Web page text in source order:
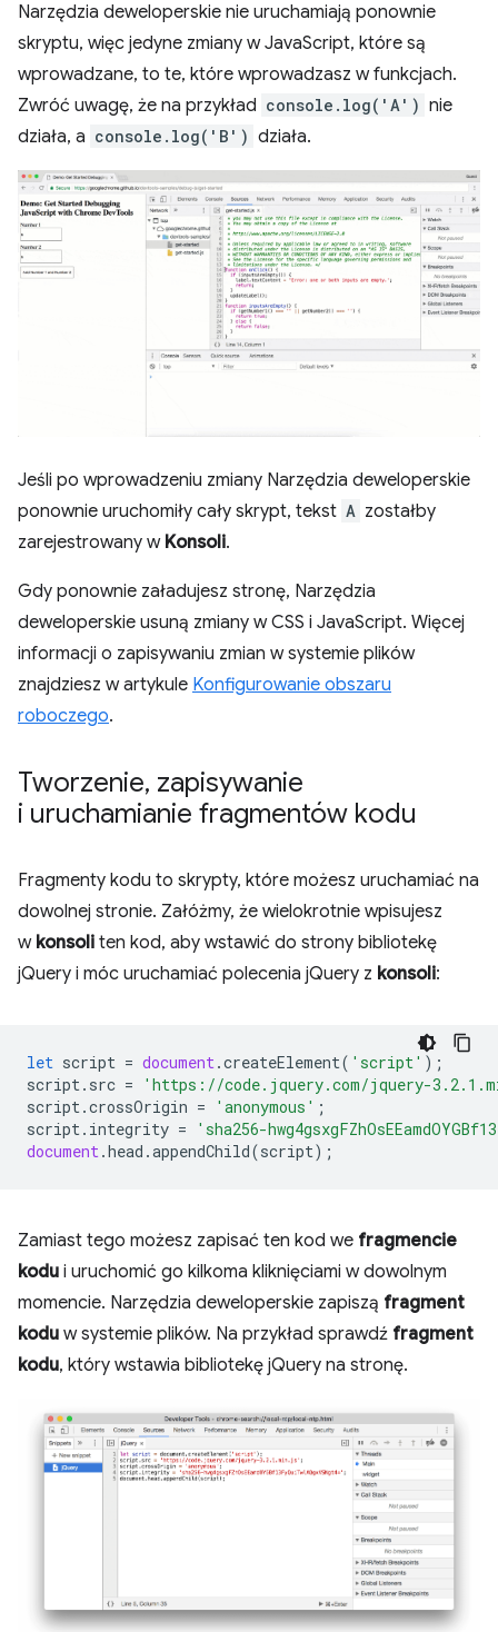
Narzędzia deweloperskie nie uruchamiają ponownie
skryptu, więc jedyne zmiany w JavaScript, które są
wprowadzane, to te, które wprowadzasz w funkcjach.
Zwróć uwagę, że na przykład console.log('A') nie
działa, a console.log('B') działa.
Jeśli po wprowadzeniu zmiany Narzędzia deweloperskie
ponownie uruchomiły cały skrypt, tekst A zostałby
zarejestrowany w Konsoli.
Gdy ponownie załadujesz stronę, Narzędzia
deweloperskie usuną zmiany w CSS i JavaScript. Więcej
informacji o zapisywaniu zmian w systemie plików
znajdziesz w artykule Konfigurowanie obszaru
roboczego.
Tworzenie, zapisywanie
i uruchamianie fragmentów kodu
Fragmenty kodu to skrypty, które możesz uruchamiać na
dowolnej stronie. Załóżmy, że wielokrotnie wpisujesz
w konsoli ten kod, aby wstawić do strony bibliotekę
jQuery i móc uruchamiać polecenia jQuery z konsoli:
let script = document.createElement( 'script' );
script. src =
'https://code.jquery.com/jquery-
script.crossOrigin = 'anonymous' ;
script. integrity =
'sha256-
document.head .appendChild(script);
Zamiast tego możesz zapisać ten kod we fragmencie
kodu i uruchomić go kilkoma kliknięciami w dowolnym
momencie. Narzędzia deweloperskie zapiszą fragment
kodu w systemie plików. Na przykład sprawdź fragment
kodu, który wstawia bibliotekę jQuery na stronę.